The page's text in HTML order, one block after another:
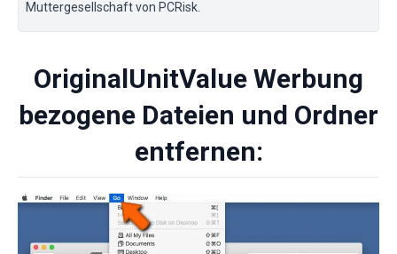
Muttergesellschaft von PCRisk.
OriginalUnitValue Werbung
bezogene Dateien und Ordner
entfernen: